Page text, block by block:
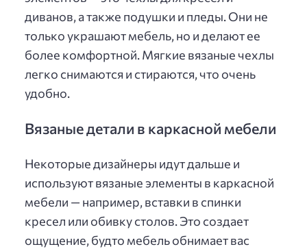
диванов, а также подушки и пледы. Они не
только украшают мебель, но и делают ее
более комфортной. Мягкие вязаные чехлы
легко снимаются и стираются, что очень
удобно.
Вязаные детали в каркасной мебели
Некоторые дизайнеры идут дальше и
используют вязаные элементы в каркасной
мебели — например, вставки в спинки
кресел или обивку столов. Это создает
ощущение, будто мебель обнимает вас